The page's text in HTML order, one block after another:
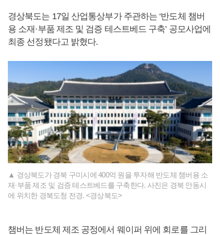
경상북도는 17일 산업통상부가 주관하는 ‘반도체 챔버
용 소재·부품 제조 및 검증 테스트베드 구축’ 공모사업에
최종 선정됐다고 밝혔다.
▲ 경상북도가 경북 구미시에 400억 원을 투자해 반도체 챔버용 소
재·부품 제조 및 검증 테스트베드를 구축한다. 사진은 경북 안동시
에 위치한 경북도청 전경. <경상북도>
챔버는 반도체 제조 공정에서 웨이퍼 위에 회로를 그리